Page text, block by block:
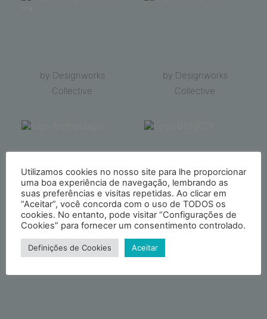
by Designworks
Collective
by Designworks
Collective
by Designworks
Collective
Utilizamos cookies no nosso site para lhe proporcionar
uma boa experiência de navegação, lembrando as
suas preferências e visitas repetidas. Ao clicar em
“Aceitar”, você concorda com o uso de TODOS os
cookies. No entanto, pode visitar “Configurações de
Cookies” para fornecer um consentimento controlado.
Definições de Cookies Aceitar